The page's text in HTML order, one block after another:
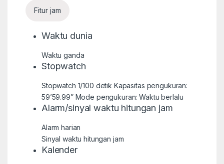
Fitur jam
Waktu dunia
Waktu ganda
Stopwatch
Stopwatch 1/100 detik Kapasitas pengukuran:
59’59.99” Mode pengukuran: Waktu berlalu
Alarm/sinyal waktu hitungan jam
Alarm harian
Sinyal waktu hitungan jam
Kalender